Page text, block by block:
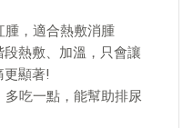
，適合熱敷消腫
熱敷、加溫，只會讓
更顯著!
吃一點，能幫助排尿